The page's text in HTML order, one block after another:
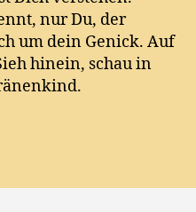
nur Du, der
um dein Genick. Auf
hinein, schau in